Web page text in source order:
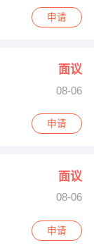
申请
面议
08-06
俗文化馆内
申请
面议
08-06
直销广场3楼
申请